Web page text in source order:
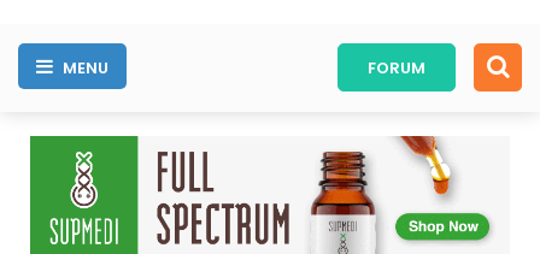
MENU FORUM